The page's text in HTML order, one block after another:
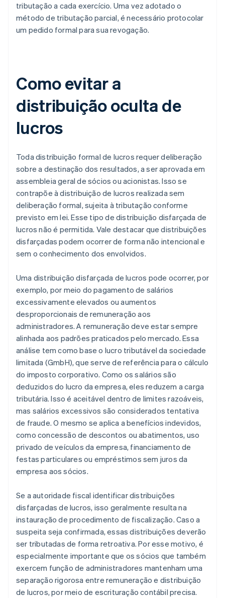
tributação a cada exercício. Uma vez adotado o
método de tributação parcial, é necessário protocolar
um pedido formal para sua revogação.
Como evitar a
distribuição oculta de
lucros
Toda distribuição formal de lucros requer deliberação
sobre a destinação dos resultados, a ser aprovada em
assembleia geral de sócios ou acionistas. Isso se
contrapõe à distribuição de lucros realizada sem
deliberação formal, sujeita à tributação conforme
previsto em lei. Esse tipo de distribuição disfarçada de
lucros não é permitida. Vale destacar que distribuições
disfarçadas podem ocorrer de forma não intencional e
sem o conhecimento dos envolvidos.
Uma distribuição disfarçada de lucros pode ocorrer, por
exemplo, por meio do pagamento de salários
excessivamente elevados ou aumentos
desproporcionais de remuneração aos
administradores. A remuneração deve estar sempre
alinhada aos padrões praticados pelo mercado. Essa
análise tem como base o lucro tributável da sociedade
limitada (GmbH), que serve de referência para o cálculo
do imposto corporativo. Como os salários são
deduzidos do lucro da empresa, eles reduzem a carga
tributária. Isso é aceitável dentro de limites razoáveis,
mas salários excessivos são considerados tentativa
de fraude. O mesmo se aplica a benefícios indevidos,
como concessão de descontos ou abatimentos, uso
privado de veículos da empresa, financiamento de
festas particulares ou empréstimos sem juros da
empresa aos sócios.
Se a autoridade fiscal identificar distribuições
disfarçadas de lucros, isso geralmente resulta na
instauração de procedimento de fiscalização. Caso a
suspeita seja confirmada, essas distribuições deverão
ser tributadas de forma retroativa. Por esse motivo, é
especialmente importante que os sócios que também
exercem função de administradores mantenham uma
separação rigorosa entre remuneração e distribuição
de lucros, por meio de escrituração contábil precisa.